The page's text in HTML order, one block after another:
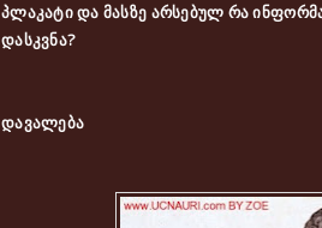
პლაკატი და მასზე არსებულ რა
დასკვნა?
დავალება